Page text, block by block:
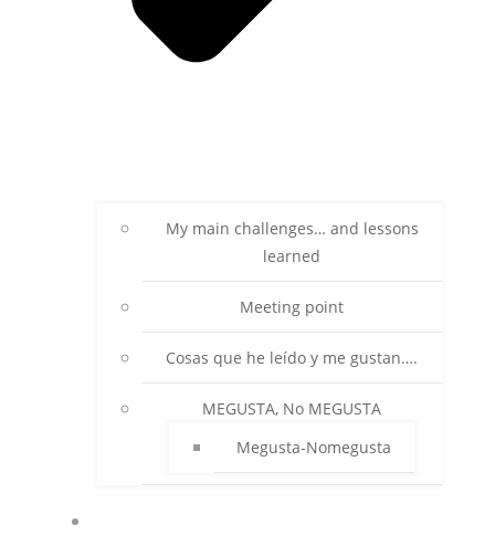
My main challenges… and lessons
learned
Meeting point
Cosas que he leído y me gustan….
MEGUSTA, No MEGUSTA
Megusta-Nomegusta